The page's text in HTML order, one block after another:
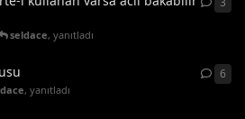
seldace,yanıtladı
,yanıtladı
6